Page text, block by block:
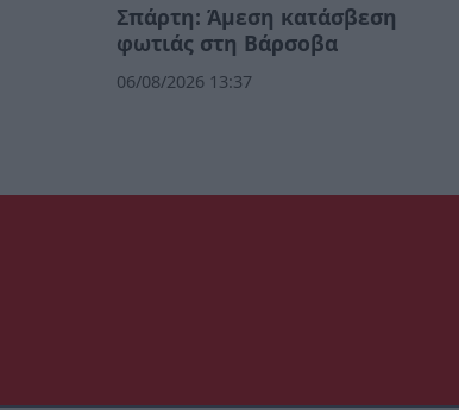
Σπάρτη: Άμεση κατάσβεση
φωτιάς στη Βάρσοβα
06/08/2026 13:37